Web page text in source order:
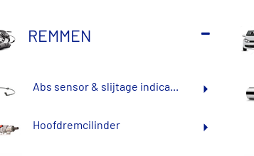
REMMEN
Abs sensor & slijtage indica...
Hoofdremcilinder